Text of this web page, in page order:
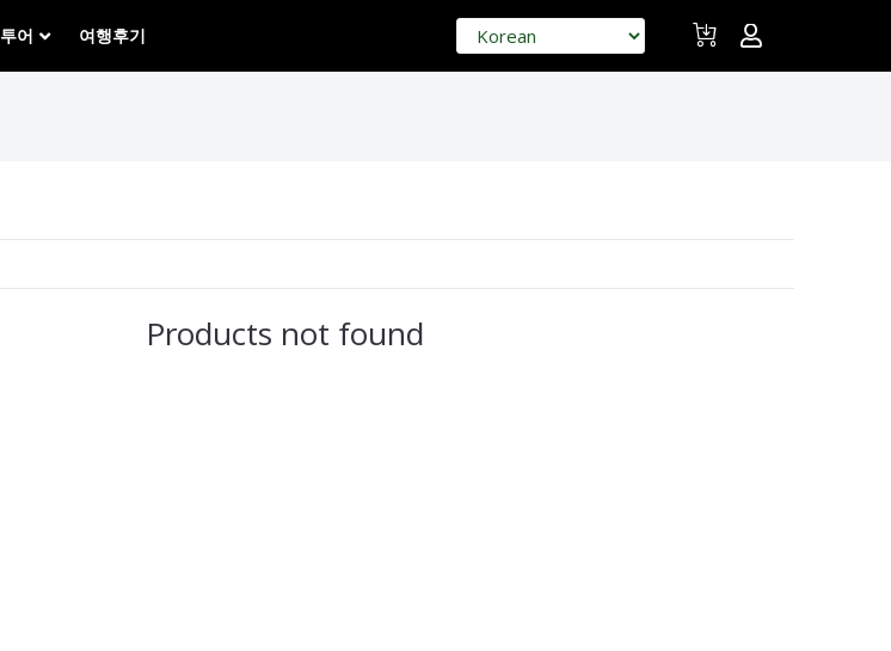
투어 여행후기
Products not found